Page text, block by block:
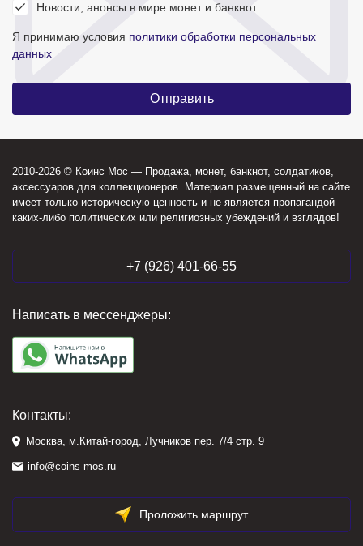
Новости, анонсы в мире монет и банкнот
Я принимаю условия политики обработки персональных
данных
2010-2026 © Коинс Мос — Продажа, монет, банкнот, солдатиков,
аксессуаров для коллекционеров. Материал размещенный на сайте
имеет только историческую ценность и не является пропагандой
каких-либо политических или религиозных убеждений и взглядов!
+7 (926) 401-66-55
Написать в мессенджеры:
Контакты:
Москва, м.Китай-город, Лучников пер. 7/4 стр. 9
info@coins-mos.ru
Проложить маршрут